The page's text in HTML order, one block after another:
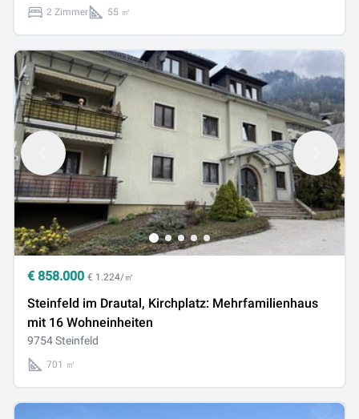
2 Zimmer 55 ㎡
€ 858.000 € 1.224/㎡
Steinfeld im Drautal, Kirchplatz: Mehrfamilienhaus
mit 16 Wohneinheiten
9754 Steinfeld
701 ㎡